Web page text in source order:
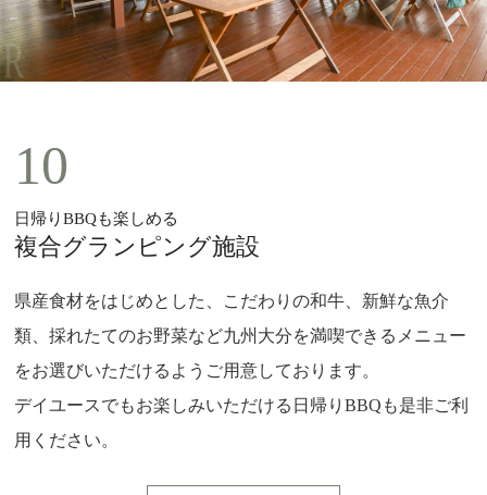
10
日帰りBBQも楽しめる
複合グランピング施設
県産食材をはじめとした、こだわりの和牛、新鮮な魚介
類、採れたてのお野菜など九州大分を満喫できるメニュー
をお選びいただけるようご用意しております。
デイユースでもお楽しみいただける日帰りBBQも是非ご利
用ください。